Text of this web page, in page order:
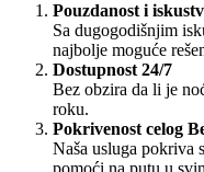
Pouzdanost i
Sa dugogodišnjim
najbolje moguće
Dostupnost 24/7
Bez obzira da li je
roku.
Pokrivenost celog
Naša usluga pokriva